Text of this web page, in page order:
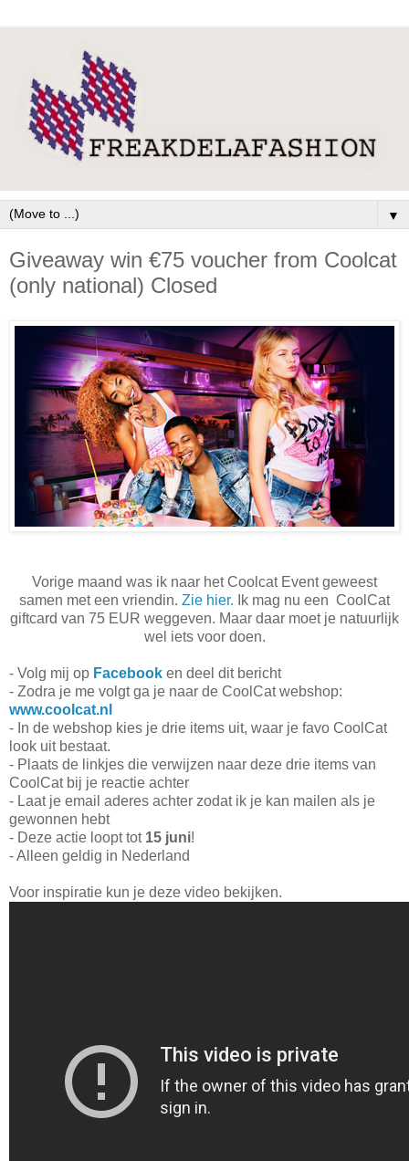
▼
Giveaway win €75 voucher from Coolcat
(only national) Closed
Vorige maand was ik naar het Coolcat Event geweest
samen met een vriendin. Zie hier. Ik mag nu een CoolCat
giftcard van 75 EUR weggeven. Maar daar moet je natuurlijk
wel iets voor doen.
- Volg mij op Facebook en deel dit bericht
- Zodra je me volgt ga je naar de CoolCat webshop:
www.coolcat.nl
- In de webshop kies je drie items uit, waar je favo CoolCat
look uit bestaat.
- Plaats de linkjes die verwijzen naar deze drie items van
CoolCat bij je reactie achter
- Laat je email aderes achter zodat ik je kan mailen als je
gewonnen hebt
- Deze actie loopt tot 15 juni!
- Alleen geldig in Nederland
Voor inspiratie kun je deze video bekijken.